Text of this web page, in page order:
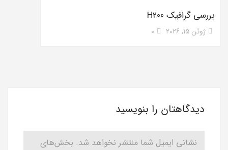
بررسی گرافیک H200
ژوئن 15, 2026 0
دیدگاهتان را بنویسید
نشانی ایمیل شما منتشر نخواهد شد. بخش‌های